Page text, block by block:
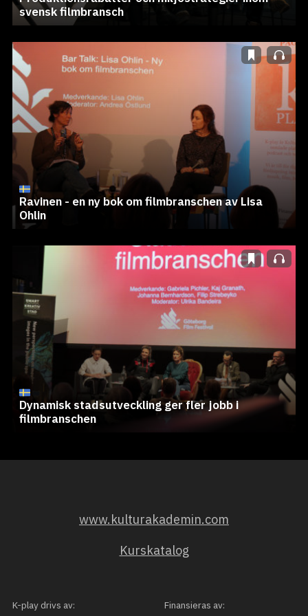
svensk filmbransch
Ravinen - en ny bok om filmbranschen av Lisa
Ohlin
Dynamisk stadsutveckling ger fler jobb i
filmbranschen
www.kulturakademin.com
Kurskatalog
K-play drivs av: Finansieras av: